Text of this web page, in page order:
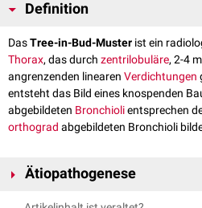
Definition
DasTree-in-Bud-Muster ist ein
Thorax, das durch zentrilobuläre, 2-4
angrenzenden linearen Verdichtungen
entsteht das Bild eines knospenden
abgebildeten Bronchiolientsprechen
orthograd abgebildeten Bronchioli
Ätiopathogenese
Das Tree-in-Bud-Muster ist typisch für